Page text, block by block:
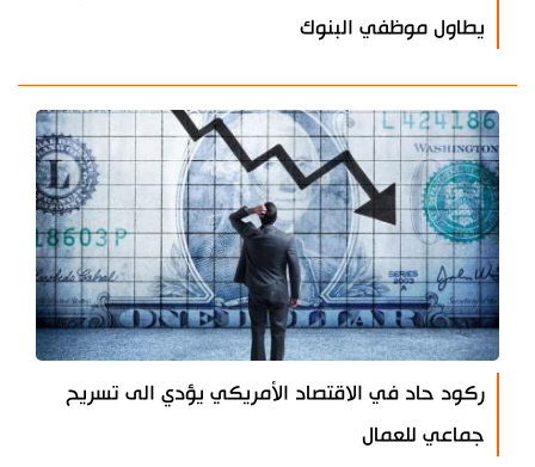
يطاول موظفي البنوك
ركود حاد في الاقتصاد الأمريكي يؤدي الى تسريح
جماعي للعمال